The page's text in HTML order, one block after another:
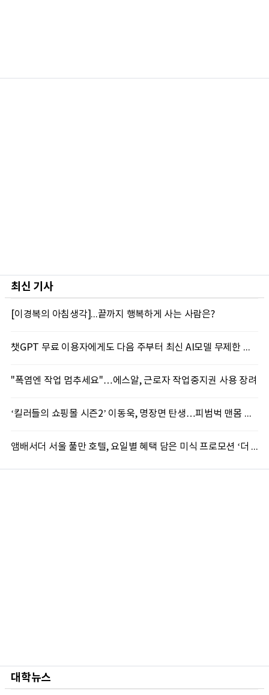
최신 기사
[이경복의 아침생각]...끝까지 행복하게 사는 사람은?
챗GPT 무료 이용자에게도 다음 주부터 최신 AI모델 무제한 제공...오픈AI, GPT-5.6 '루나' 모델 제한없이 제공키로
"폭염엔 작업 멈추세요"…에스알, 근로자 작업중지권 사용 장려
‘킬러들의 쇼핑몰 시즌2’ 이동욱, 명장면 탄생…피범벅 맨몸 액션 ‘감탄’
앰배서더 서울 풀만 호텔, 요일별 혜택 담은 미식 프로모션 ‘더 킹스 : 다이닝 프리빌리지즈’ 선봬
대학뉴스